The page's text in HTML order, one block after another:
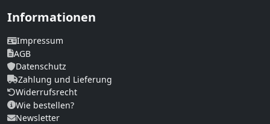
Informationen
Impressum
AGB
Datenschutz
Zahlung und Lieferung
Widerrufsrecht
Wie bestellen?
Newsletter